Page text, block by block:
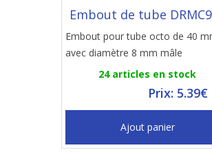
Embout de tube
Embout pour tube octo de 40
avec diamètre 8 mm mâle
24 articles en stock
Prix: 5.39€
Ajout panier